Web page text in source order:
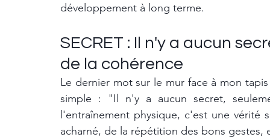
développement à long terme.
SECRET : Il n'y a aucun
de la cohérence
Le dernier mot sur le mur face à mon
simple : "Il n'y a aucun secret,
l'entraînement physique, c'est une vérité
acharné, de la répétition des bons